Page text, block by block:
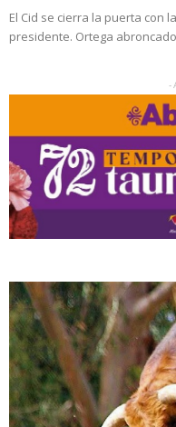
El Cid se cierra la puerta con
presidente. Ortega
-